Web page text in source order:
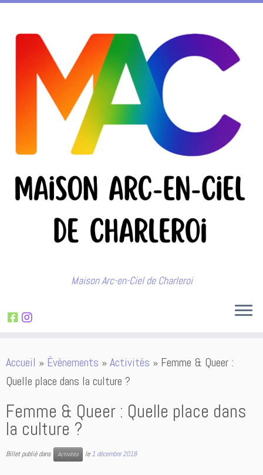
au
contenu
Maison Arc-en-Ciel de Charleroi
Accueil » Évènements »Activités » Femme & Queer :
Quelle place dans la culture ?
Femme & Queer : Quelle place dans
la culture ?
Billet publié dans Activités le1 décembre 2018